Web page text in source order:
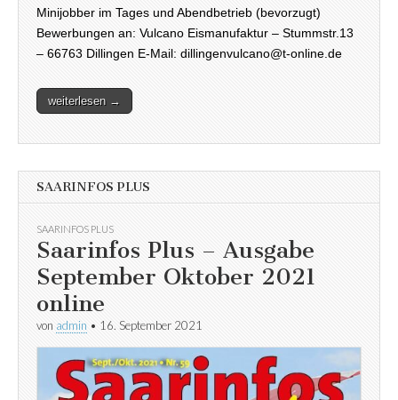
Minijobber im Tages und Abendbetrieb (bevorzugt)
Bewerbungen an: Vulcano Eismanufaktur – Stummstr.13
– 66763 Dillingen E-Mail: dillingenvulcano@t-online.de
weiterlesen →
SAARINFOS PLUS
SAARINFOS PLUS
Saarinfos Plus – Ausgabe
September Oktober 2021
online
von admin • 16. September 2021